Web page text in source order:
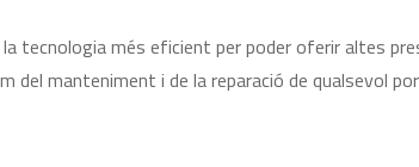
tecnologia més eficient per poder oferir altes
del manteniment i de la reparació de qualsevol